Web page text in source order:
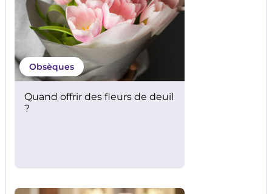
Obsèques
Quand offrir des fleurs de deuil
?